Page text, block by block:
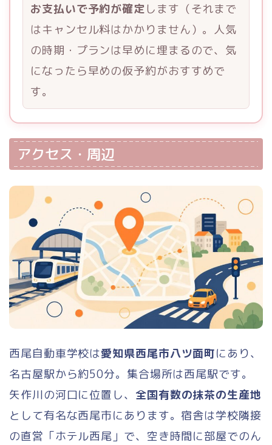
お支払いで予約が確定します（それまで
はキャンセル料はかかりません）。人気
の時期・プランは早めに埋まるので、気
になったら早めの仮予約がおすすめで
す。
アクセス・周辺
西尾自動車学校は愛知県西尾市八ツ面町にあり、
名古屋駅から約50分。集合場所は西尾駅です。
矢作川の河口に位置し、 全国有数の抹茶の生産地
として有名な西尾市にあります。宿舎は学校隣接
の直営「ホテル西尾」で、空き時間に部屋でのん